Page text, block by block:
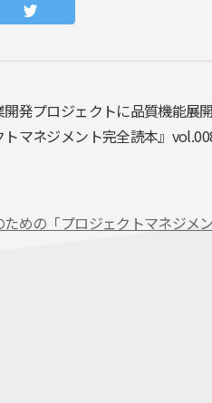
発プロジェクトに品質機能
マネジメント完全読本』
めの「プロジェクトマネジ